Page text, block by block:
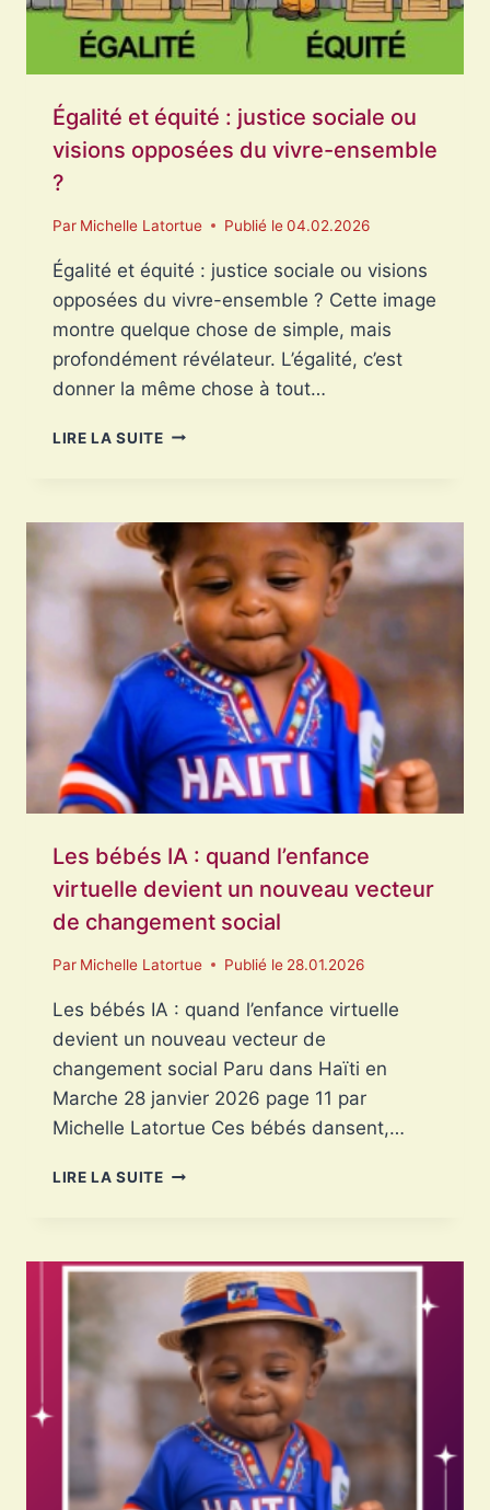
Égalité et équité : justice sociale ou
visions opposées du vivre-ensemble
?
Par Michelle Latortue Publié le 04.02.2026
Égalité et équité : justice sociale ou visions
opposées du vivre-ensemble ? Cette image
montre quelque chose de simple, mais
profondément révélateur. L’égalité, c’est
donner la même chose à tout…
LIRE LA SUITEÉGALITÉ
JUSTICE
SOCIALE
OU
VISIONS
OPPOSÉES
DU
VIVRE-
ENSEMBLE
Les bébés IA : quand l’enfance
virtuelle devient un nouveau vecteur
de changement social
Par Michelle Latortue Publié le 28.01.2026
Les bébés IA : quand l’enfance virtuelle
devient un nouveau vecteur de
changement social Paru dans Haïti en
Marche 28 janvier 2026 page 11 par
Michelle Latortue Ces bébés dansent,…
LIRE LA SUITELES
QUAND
L’ENFANCE
VIRTUELLE
DEVIENT
UN
NOUVEAU
VECTEUR
DE
CHANGEMENT
SOCIAL